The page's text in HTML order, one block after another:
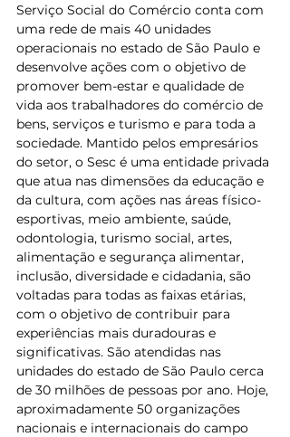
Serviço Social do Comércio conta com
uma rede de mais 40 unidades
operacionais no estado de São Paulo e
desenvolve ações com o objetivo de
promover bem-estar e qualidade de
vida aos trabalhadores do comércio de
bens, serviços e turismo e para toda a
sociedade. Mantido pelos empresários
do setor, o Sesc é uma entidade privada
que atua nas dimensões da educação e
da cultura, com ações nas áreas físico-
esportivas, meio ambiente, saúde,
odontologia, turismo social, artes,
alimentação e segurança alimentar,
inclusão, diversidade e cidadania, são
voltadas para todas as faixas etárias,
com o objetivo de contribuir para
experiências mais duradouras e
significativas. São atendidas nas
unidades do estado de São Paulo cerca
de 30 milhões de pessoas por ano. Hoje,
aproximadamente 50 organizações
nacionais e internacionais do campo